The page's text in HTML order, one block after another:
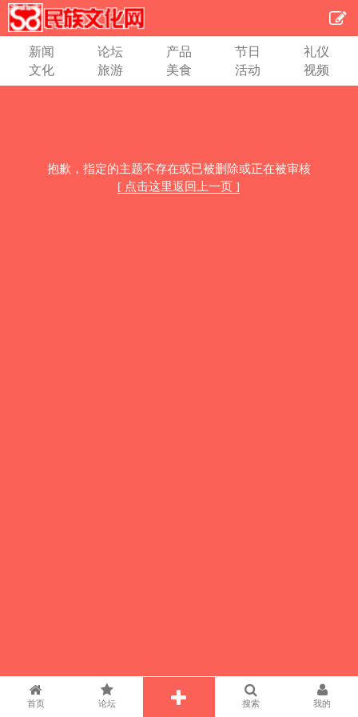
新闻 论坛 产品 节日
礼仪
文化
旅游 美食 活动 视频
抱歉，指定的主题不存在或已被删除或正在被审核
[ 点击这里返回上一页 ]
首页 论坛 搜索 我的